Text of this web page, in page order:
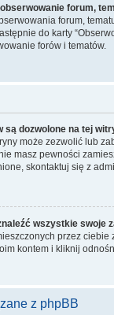
forum,
forum,
do karty
forów i tematów.
są dozwolone na tej
może zezwolić lub
masz pewności
skontaktuj się z
wszystkie swoje
przez ciebie
kontem i kliknij
z phpBB